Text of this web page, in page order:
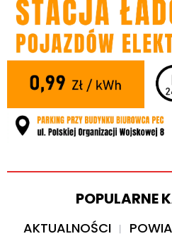
POPULARNE
AKTUALNOŚCI